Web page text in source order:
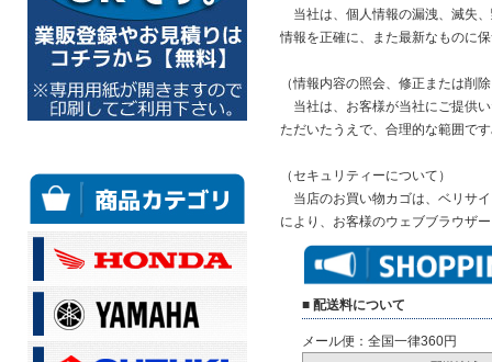
当社は、個人情報の漏洩、滅失
情報を正確に、また最新なものに
（情報内容の照会、修正または削
当社は、お客様が当社にご提供
ただいたうえで、合理的な範囲で
（セキュリティーについて）
当店のお買い物カゴは、ベリサ
により、お客様のウェブブラウザ
■ 配送料について
メール便：全国一律360円